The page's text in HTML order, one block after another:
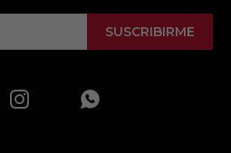
SUSCRIBIRME
 